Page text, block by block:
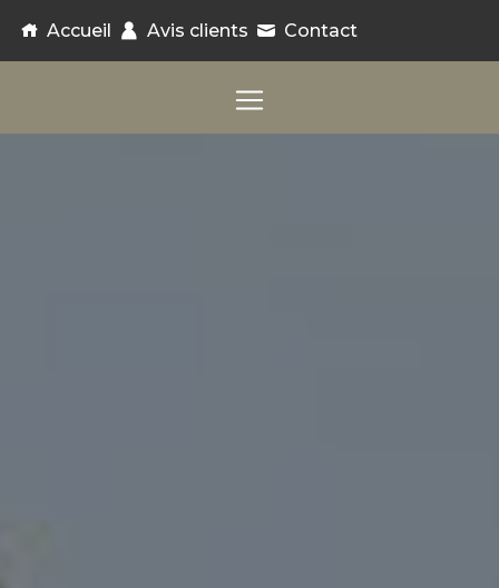
Accueil Avis clients Contact